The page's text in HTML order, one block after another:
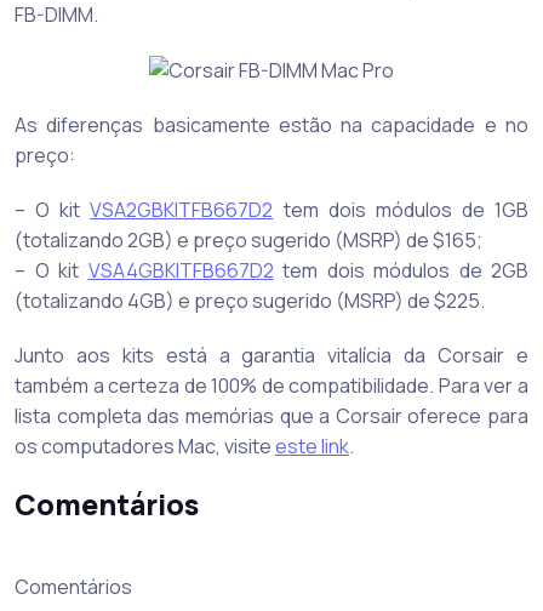
FB-DIMM.
As diferenças basicamente estão na capacidade e no
preço:
– O kitVSA2GBKITFB667D2 tem dois módulos de 1GB
(totalizando 2GB) e preço sugerido (MSRP) de $165;
– O kit VSA4GBKITFB667D2 tem dois módulos de 2GB
(totalizando 4GB) e preço sugerido (MSRP) de $225.
Junto aos kits está a garantia vitalícia da Corsair e
também a certeza de 100% de compatibilidade. Para ver a
lista completa das memórias que a Corsair oferece para
os computadores Mac, visiteeste link.
Comentários
Comentários